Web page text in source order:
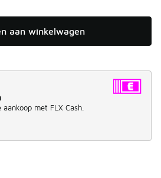
aan winkelwagen
met FLX Cash.